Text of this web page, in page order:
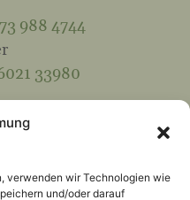
verwenden wir Technologien wie
und/oder darauf
988 4744
33980